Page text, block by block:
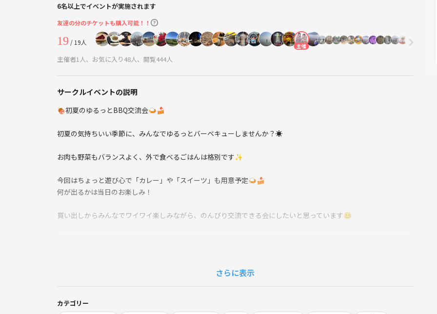
6名以上でイベントが実施されます
友達の分のチケットも購入可能！！
19 / 19人 主催
主催者1人、お気に入り48人、閲覧444人
サークルイベントの説明
🍖初夏のゆるっとBBQ交流会🍛🍰
初夏の気持ちいい季節に、みんなでゆるっとバーベキューしませんか？☀️
お肉も野菜もバランスよく、外で食べるごはんは格別です✨
今回はちょっと遊び心で「カレー」や「スイーツ」も用意予定🍛🍰
何が出るかは当日のお楽しみ！
買い出しからみんなでワイワイ楽しみながら、のんびり交流できる会にしたいと思っています😊
6月21日（日）11:00〜15:00（4時間）
📍 集合場所
さらに表示
カテゴリー